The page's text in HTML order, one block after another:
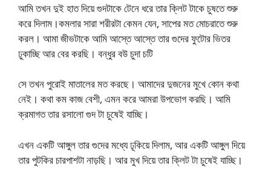
আমি তখন দুই হাত দিয়ে গুদটাকে টেনে ধরে তার ক্লিট টাকে চুষতে শুরু
করে দিলাম।কমলার সারা শরীরটা কেমন যেন, সাপের মত মোচরাতে শুরু
করল। আমা জীভটাকে আমি আস্তে আস্তে তার গুদের ফুটোর ভিতর
ঢুকাচ্ছি আর বের করছি। বন্ধুর বউ চুদা চটি
সে তখন পুরোই মাতালের মত করছে। আমাদের দুজনের মুখে কোন কথা
নেই। কথা কম কাজ বেশী, এমন করে আমরা উপভোগ করছি। আমি
ক্রমাগত তার রসালো গুদ টা চুষেই যাচ্ছি।
এখন একটি আঙ্গুল তার গুদের মধ্যে ঢূকিয়ে দিলাম, আর একটি আঙ্গুল দিয়ে
তার পুটকির চারপাশটা নাড়ছি। আর মুখ দিয়ে তার ক্লিট টা চুষেই যাচ্ছি।